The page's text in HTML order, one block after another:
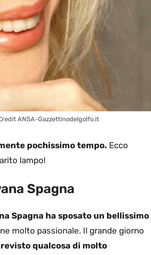
ANSA-Gazzettinodelgolfo.it
pochissimo tempo. Ecco
lampo!
Spagna
Spagna ha sposato un bellissimo
molto passionale. Il grande giorno
qualcosa di molto